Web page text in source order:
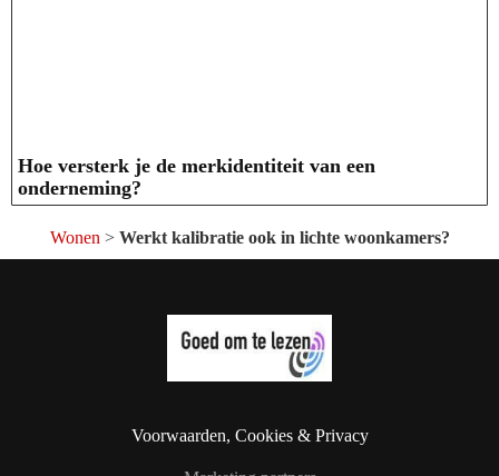
Hoe versterk je de merkidentiteit van een
onderneming?
Wonen > Werkt kalibratie ook in lichte woonkamers?
Voorwaarden, Cookies & Privacy